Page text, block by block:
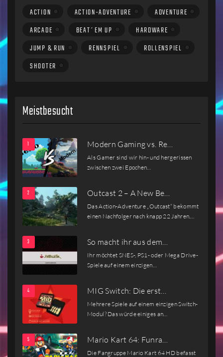
ACTION ACTION-ADVENTURE
ADVENTURE
ARCADE
BEAT´EM UP
HARDWARE
JUMP & RUN
RENNSPIEL
ROLLENSPIEL
SHOOTER
Meistbesucht
Modern Gaming vs. Re…
Als Gamer sind wir hin- und hergerissen
zwischen zwei Epochen…
Outcast 2 – A New Be…
Das Action-Adventure „Outcast“ bekommt
einen Nachfolger nach knapp 22 Jahren.…
So macht ihr aus dem…
Ihr möchtet SNES-, PS1- oder Mega Drive-
Spiele auf einem einzigen…
MIG Switch: Die erst…
Mehrere Spiele auf einem einzigen Switch-
Modul? Das würde einiges an…
Mario Kart 64: Funra…
Die Fangruppe Mario Kart 64 HD befasst